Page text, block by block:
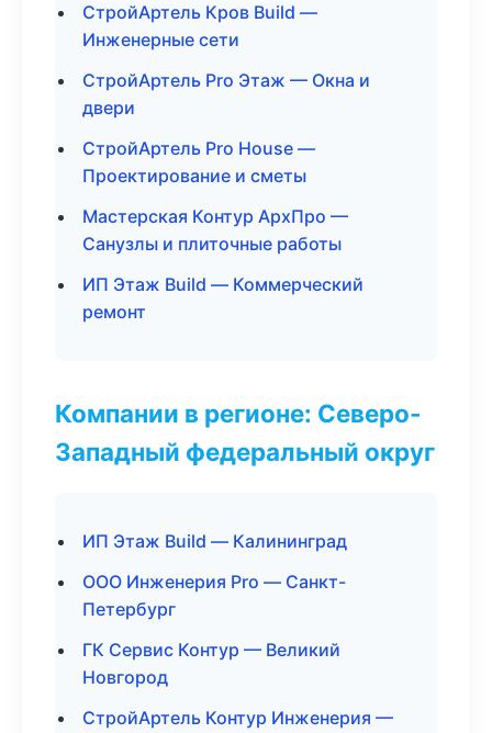
СтройАртель Кров Build —
Инженерные сети
СтройАртель Pro Этаж — Окна и
двери
СтройАртель Pro House —
Проектирование и сметы
Мастерская Контур АрхПро —
Санузлы и плиточные работы
ИП Этаж Build — Коммерческий
ремонт
Компании в регионе: Северо-
Западный федеральный округ
ИП Этаж Build — Калининград
ООО Инженерия Pro — Санкт-
Петербург
ГК Сервис Контур — Великий
Новгород
СтройАртель Контур Инженерия —